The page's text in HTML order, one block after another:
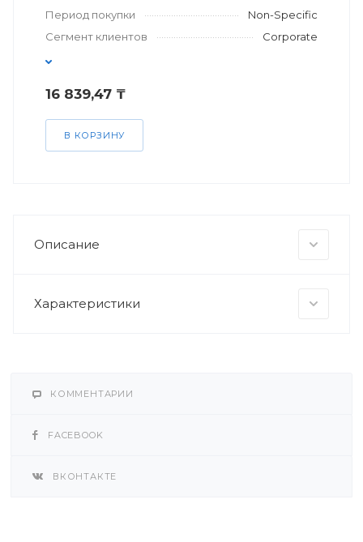
Период покупки
Non-Specific
Сегмент клиентов
Corporate
16 839,47 ₸
В КОРЗИНУ
Описание
Характеристики
КОММЕНТАРИИ
FACEBOOK
ВКОНТАКТЕ